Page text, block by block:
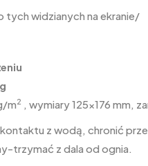
widzianych na ekranie/
m2
, wymiary 125×176 mm,
z wodą, chronić
trzymać z dala od ognia.